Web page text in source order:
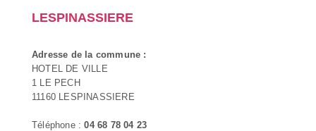
LESPINASSIERE
Adresse de la commune :
HOTEL DE VILLE
1 LE PECH
11160 LESPINASSIERE
Téléphone :04 68 78 04 23